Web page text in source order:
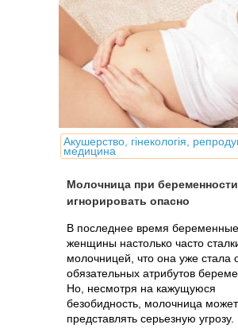
Акушерство, гінекологія,
медицина
Молочница при
игнорировать опасно
В последнее время беременные
женщины настолько часто
молочницей, что она уже стала
обязательных атрибутов
Но, несмотря на кажущуюся
безобидность, молочница может
представлять серьезную угрозу.